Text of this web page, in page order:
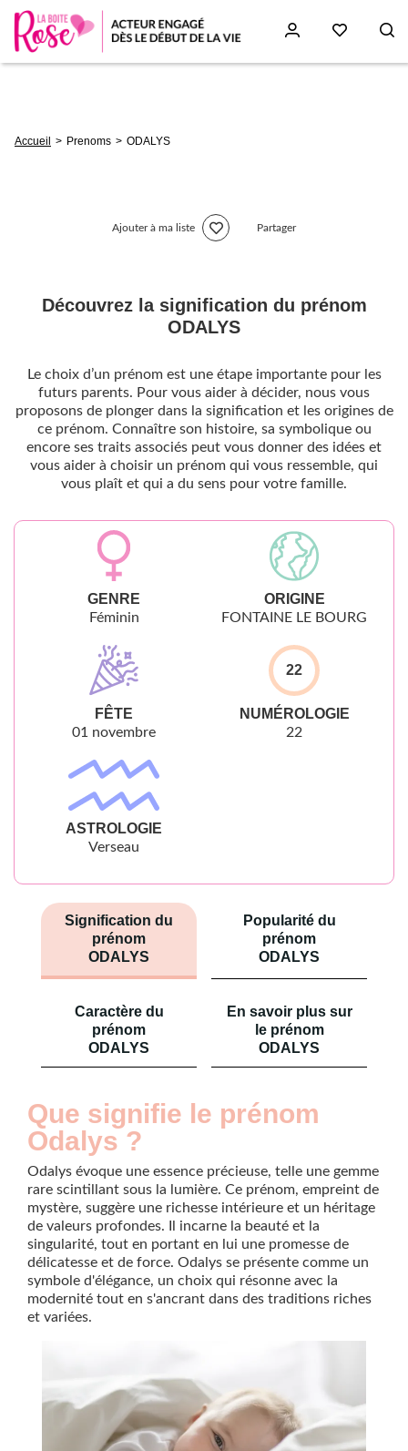
d'Ariane
Accueil Prenoms ODALYS
Ajouter à ma liste Partager
Découvrez la signification du prénom
ODALYS
Le choix d’un prénom est une étape importante pour les
futurs parents. Pour vous aider à décider, nous vous
proposons de plonger dans la signification et les origines de
ce prénom. Connaître son histoire, sa symbolique ou
encore ses traits associés peut vous donner des idées et
vous aider à choisir un prénom qui vous ressemble, qui
vous plaît et qui a du sens pour votre famille.
GENRE
Féminin
ORIGINE
FONTAINE LE BOURG
FÊTE
01 novembre
22
NUMÉROLOGIE
22
ASTROLOGIE
Verseau
Signification du
prénom
ODALYS
Popularité du
prénom
ODALYS
Caractère du
prénom
ODALYS
En savoir plus sur
le prénom
ODALYS
Que signifie le prénom
Odalys ?
Odalys évoque une essence précieuse, telle une gemme
rare scintillant sous la lumière. Ce prénom, empreint de
mystère, suggère une richesse intérieure et un héritage
de valeurs profondes. Il incarne la beauté et la
singularité, tout en portant en lui une promesse de
délicatesse et de force. Odalys se présente comme un
symbole d'élégance, un choix qui résonne avec la
modernité tout en s'ancrant dans des traditions riches
et variées.